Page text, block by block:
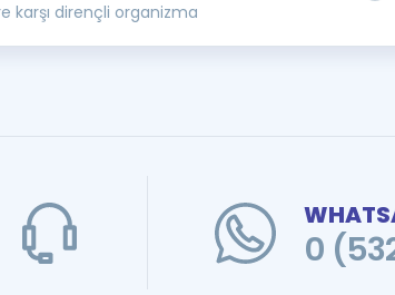
karşı dirençli organizma
0